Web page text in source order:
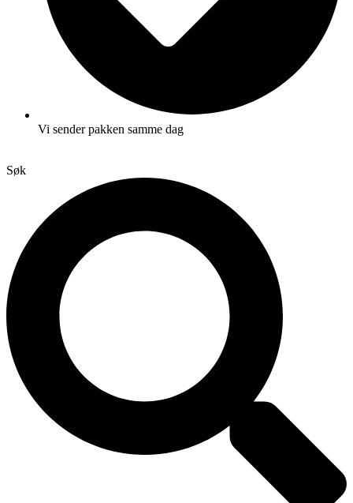
Vi sender pakken samme dag
Søk